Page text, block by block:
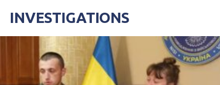
INVESTIGATIONS